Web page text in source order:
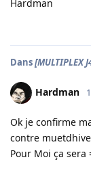
Hardman
Dans[MULTIPLEX
Hardman
Ok je confirme
contre
Pour Moi ça sera